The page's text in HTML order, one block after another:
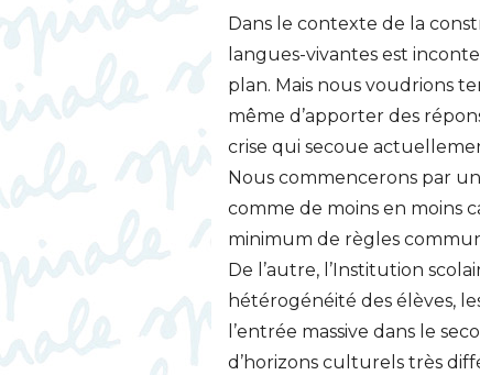
Dans le contexte de la
langues-vivantes est
plan. Mais nous voudrions
même d’apporter des
crise qui secoue
Nous commencerons par
comme de moins en moins
minimum de règles
De l’autre, l’Institution
hétérogénéité des élèves,
l’entrée massive dans le
d’horizons culturels très